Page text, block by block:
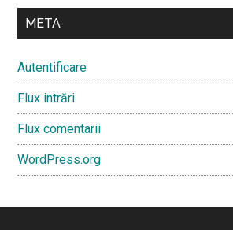
META
Autentificare
Flux intrări
Flux comentarii
WordPress.org